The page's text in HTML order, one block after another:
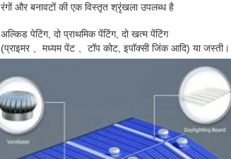
रंगों और बनावटों की एक विस्तृत श्रृंखला उपलब्ध है
अल्किड पेटिंग, दो प्राथमिक पेंटिंग, दो खत्म पेंटिंग
(प्राइमर 、मध्यम पेंट 、टॉप कोट, इपॉक्सी जिंक आदि) या जस्ती।